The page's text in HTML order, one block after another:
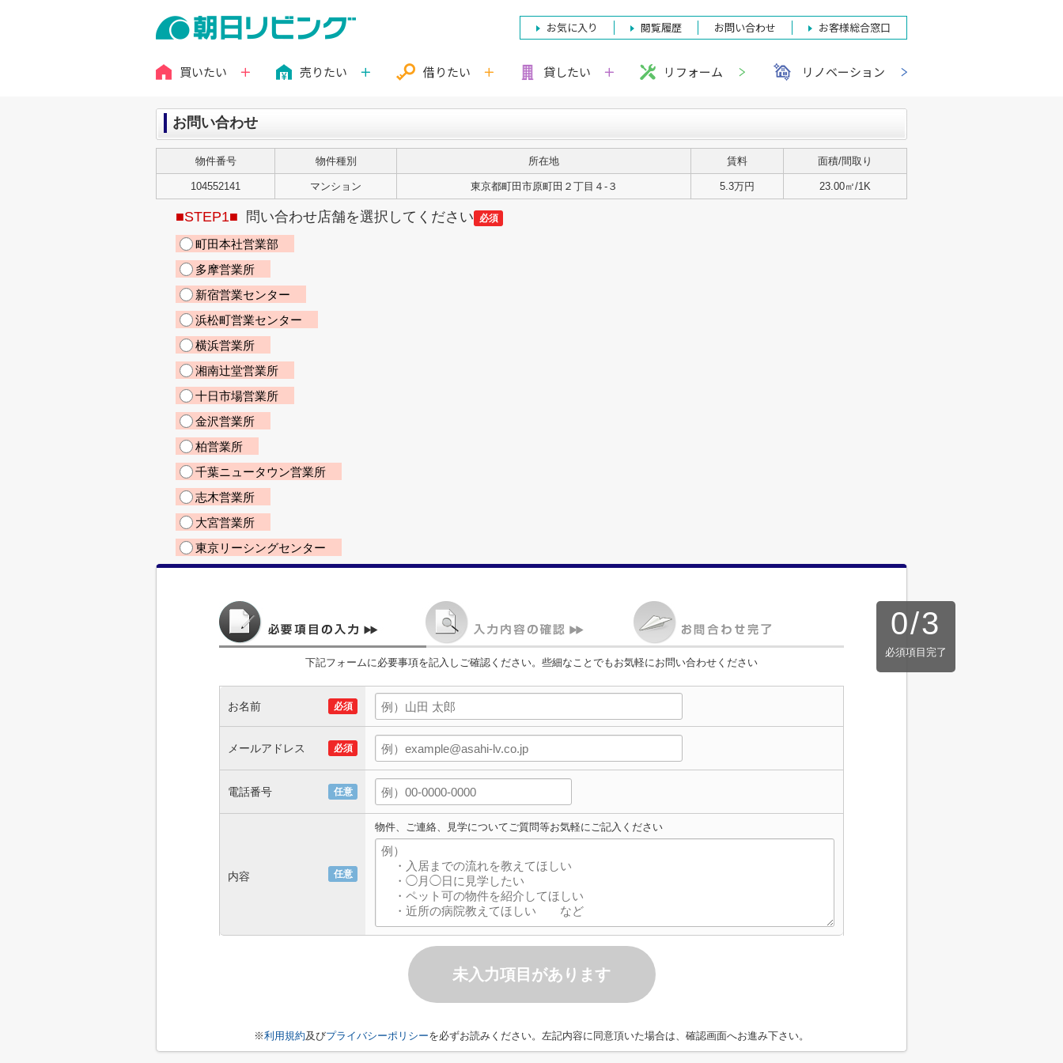
お気に入り 閲覧履歴 お問い合わせ お客様総合窓口
買いたい 売りたい 借りたい 貸したい リフォーム リノベーション
お問い合わせ
物件番号 物件種別 所在地 賃料 面積/間取り
104552141 マンション 東京都町田市原町田２丁目４-３ 5.3万円 23.00㎡/1K
■STEP1■ 問い合わせ店舗を選択してください 必須
町田本社営業部
多摩営業所
新宿営業センター
浜松町営業センター
横浜営業所
湘南辻堂営業所
十日市場営業所
金沢営業所
柏営業所
千葉ニュータウン営業所
志木営業所
大宮営業所
東京リーシングセンター
0/3
必須項目完了
下記フォームに必要事項を記入しご確認ください。些細なことでもお気軽にお問い合わせください
お名前 必須
メールアドレス 必須
電話番号 任意
内容 任意
物件、ご連絡、見学についてご質問等お気軽にご記入ください
未入力項目があります
※利用規約及びプライバシーポリシーを必ずお読みください。左記内容に同意頂いた場合は、確認画面へお進み下さい。